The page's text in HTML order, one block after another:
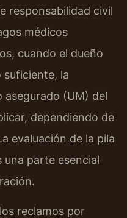
responsabilidad civil
médicos
cuando el dueño
suficiente, la
(UM) del
dependiendo de
evaluación de la pila
una parte esencial
reclamos por